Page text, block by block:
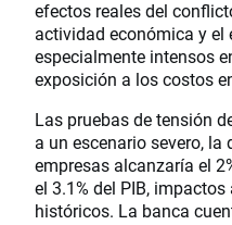
efectos reales del
actividad económica y
especialmente intensos
exposición a los costos
Las pruebas de tensión
a un escenario severo, la
empresas alcanzaría el
el 3.1% del PIB,
históricos. La banca